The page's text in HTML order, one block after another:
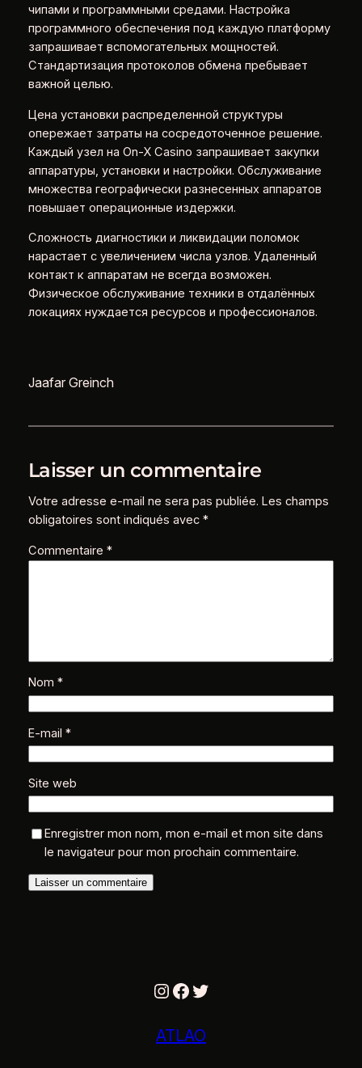
чипами и программными средами. Настройка
программного обеспечения под каждую платформу
запрашивает вспомогательных мощностей.
Стандартизация протоколов обмена пребывает
важной целью.
Цена установки распределенной структуры
опережает затраты на сосредоточенное решение.
Каждый узел на On-X Casino запрашивает закупки
аппаратуры, установки и настройки. Обслуживание
множества географически разнесенных аппаратов
повышает операционные издержки.
Сложность диагностики и ликвидации поломок
нарастает с увеличением числа узлов. Удаленный
контакт к аппаратам не всегда возможен.
Физическое обслуживание техники в отдалённых
локациях нуждается ресурсов и профессионалов.
Jaafar Greinch
Laisser un commentaire
Votre adresse e-mail ne sera pas publiée. Les champs
obligatoires sont indiqués avec *
Commentaire *
Nom *
E-mail *
Site web
Enregistrer mon nom, mon e-mail et mon site dans
le navigateur pour mon prochain commentaire.
Instagram
Facebook
Twitter
ATLAO